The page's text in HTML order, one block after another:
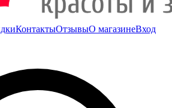
КонтактыОтзывыО магазинеВход